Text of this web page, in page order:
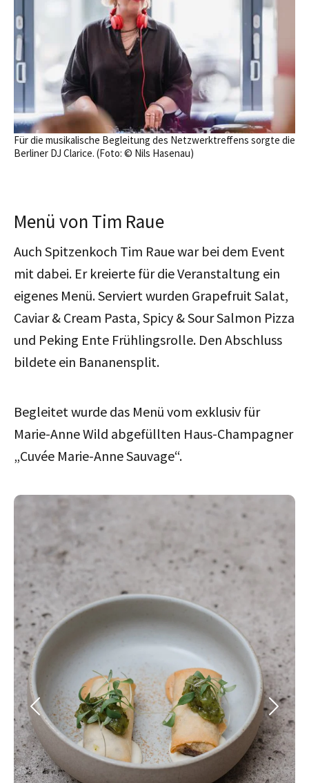
Für die musikalische Begleitung des Netzwerktreffens sorgte die
Berliner DJ Clarice. (Foto: © Nils Hasenau)
Menü von Tim Raue
Auch Spitzenkoch Tim Raue war bei dem Event
mit dabei. Er kreierte für die Veranstaltung ein
eigenes Menü. Serviert wurden Grapefruit Salat,
Caviar & Cream Pasta, Spicy & Sour Salmon Pizza
und Peking Ente Frühlingsrolle. Den Abschluss
bildete ein Bananensplit.
Begleitet wurde das Menü vom exklusiv für
Marie-Anne Wild abgefüllten Haus-Champagner
„Cuvée Marie-Anne Sauvage“.
Previous Next